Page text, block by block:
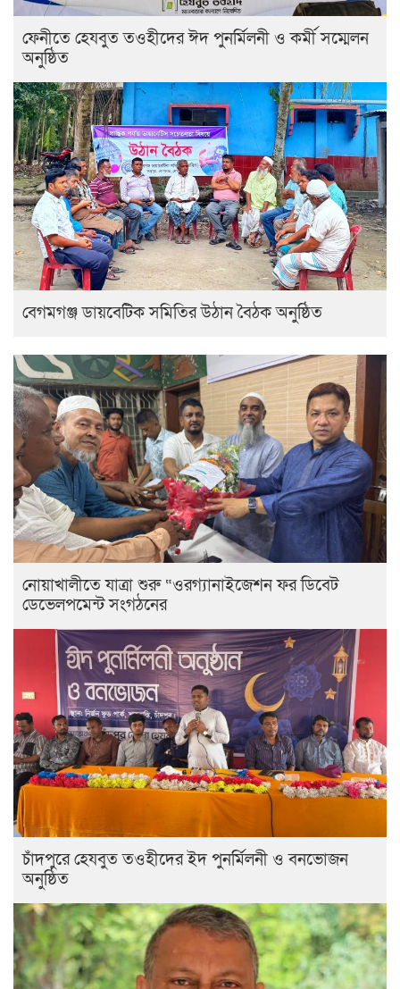
ফেনীতে হেযবুত তওহীদের ঈদ পুনর্মিলনী ও কর্মী সম্মেলন
অনুষ্ঠিত
বেগমগঞ্জ ডায়বেটিক সমিতির উঠান বৈঠক অনুষ্ঠিত
নোয়াখালীতে যাত্রা শুরু “ওরগ্যানাইজেশন ফর ডিবেট
ডেভেলপমেন্ট সংগঠনের
চাঁদপুরে হেযবুত তওহীদের ইদ পুনর্মিলনী ও বনভোজন
অনুষ্ঠিত